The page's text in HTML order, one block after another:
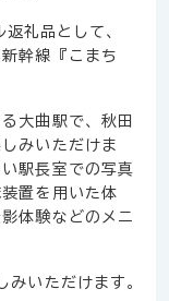
返礼品として、
幹線『こまち
大曲駅で、秋田
みいただけま
駅長室での写真
置を用いた体
体験などのメニ
みいただけます。